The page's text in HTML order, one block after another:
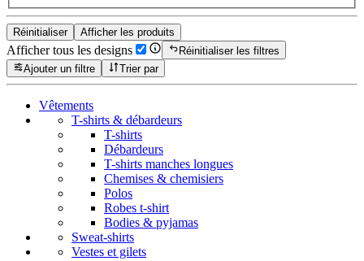
Réinitialiser Afficher les produits
Afficher tous les designs
Réinitialiser les filtres
Ajouter un filtre
Trier par
Vêtements
T-shirts & débardeurs
T-shirts
Débardeurs
T-shirts manches longues
Chemises & chemisiers
Polos
Robes t-shirt
Bodies & pyjamas
Sweat-shirts
Vestes et gilets